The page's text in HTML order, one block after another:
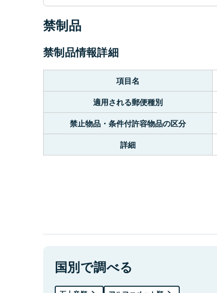
禁制品
禁制品情報詳細
項目名
適用される郵便種別
禁止物品・条件付許容物品の区分
詳細
国別で調べる